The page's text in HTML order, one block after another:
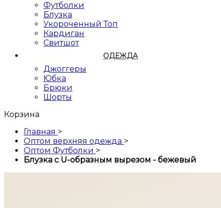
Футболки
Блузка
Укороченный Топ
Кардиган
Свитшот
ОДЕЖДА
Джоггеры
Юбка
Брюки
Шорты
Корзина
Главная >
Оптом верхняя одежда >
Оптом Футболки >
Блузка с U-образным вырезом - бежевый